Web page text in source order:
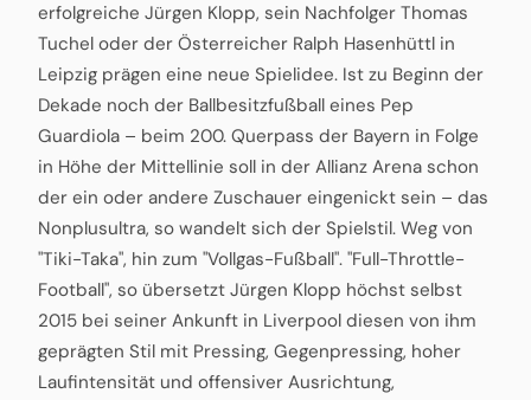
erfolgreiche Jürgen Klopp, sein Nachfolger Thomas
Tuchel oder der Österreicher Ralph Hasenhüttl in
Leipzig prägen eine neue Spielidee. Ist zu Beginn der
Dekade noch der Ballbesitzfußball eines Pep
Guardiola – beim 200. Querpass der Bayern in Folge
in Höhe der Mittellinie soll in der Allianz Arena schon
der ein oder andere Zuschauer eingenickt sein – das
Nonplusultra, so wandelt sich der Spielstil. Weg von
"Tiki-Taka", hin zum "Vollgas-Fußball". "Full-Throttle-
Football", so übersetzt Jürgen Klopp höchst selbst
2015 bei seiner Ankunft in Liverpool diesen von ihm
geprägten Stil mit Pressing, Gegenpressing, hoher
Laufintensität und offensiver Ausrichtung,